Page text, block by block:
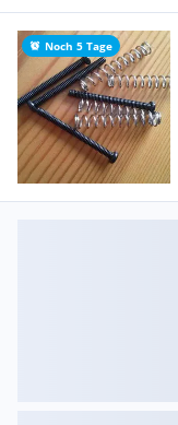
Noch 5 Tage